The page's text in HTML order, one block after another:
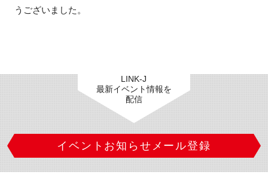
うございました。
LINK-J
最新イベント情報を
配信
イベントお知らせメール登録